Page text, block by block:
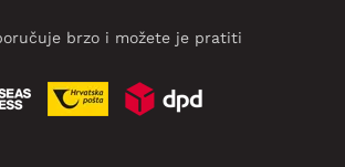
brzo i možete je pratiti